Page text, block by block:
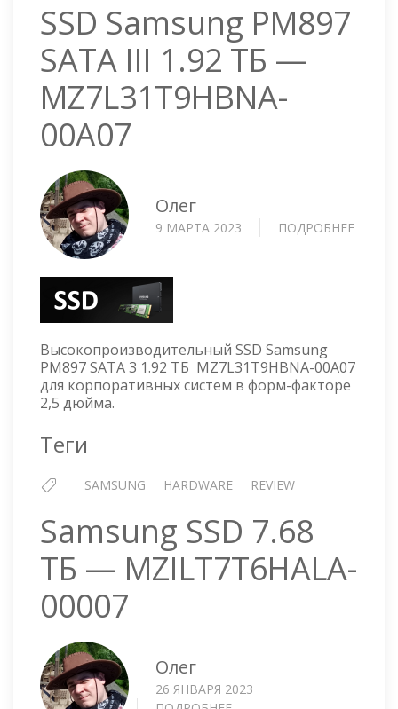
SSD Samsung PM897
SATA III 1.92 ТБ —
MZ7L31T9HBNA-
00A07
Олег
9 МАРТА 2023 ПОДРОБНЕЕ
Высокопроизводительный SSD Samsung
PM897 SATA 3 1.92 ТБ MZ7L31T9HBNA-00A07
для корпоративных систем в форм-факторе
2,5 дюйма.
Теги
SAMSUNG HARDWARE REVIEW
Samsung SSD 7.68
ТБ — MZILT7T6HALA-
00007
Олег
26 ЯНВАРЯ 2023